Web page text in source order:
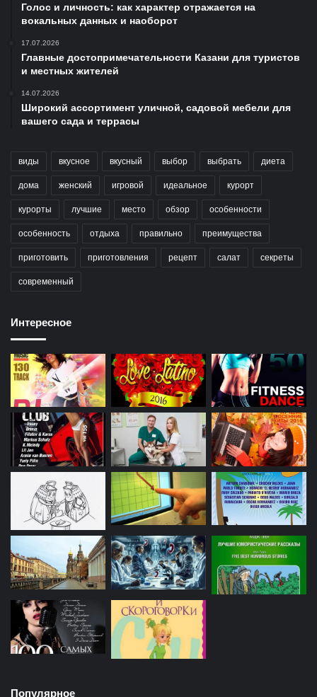
Голос и личность: как характер отражается на
вокальных данных и наоборот
17.07.2026
Главные достопримечательности Казани для туристов
и местных жителей
14.07.2026
Широкий ассортимент уличной, садовой мебели для
вашего сада и террасы
виды вкусное вкусный выбор выбрать диета
дома женский игровой идеальное курорт
курорты лучшие место обзор особенности
особенность отдыха правильно преимущества
приготовить приготовления рецепт салат секреты
современный
Интересное
Популярное